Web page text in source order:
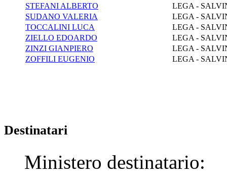
STEFANI ALBERTO
LEGA -
SUDANO VALERIA
LEGA -
TOCCALINI LUCA
LEGA -
ZIELLO EDOARDO
LEGA -
ZINZI GIANPIERO
LEGA -
ZOFFILI EUGENIO
LEGA -
Destinatari
Ministero destinatario: